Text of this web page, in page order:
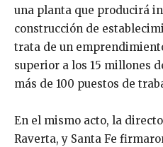
una planta que producirá
construcción de
trata de un
superior a los 15 millones
más de 100 puestos de
En el mismo acto, la
Raverta, y Santa Fe